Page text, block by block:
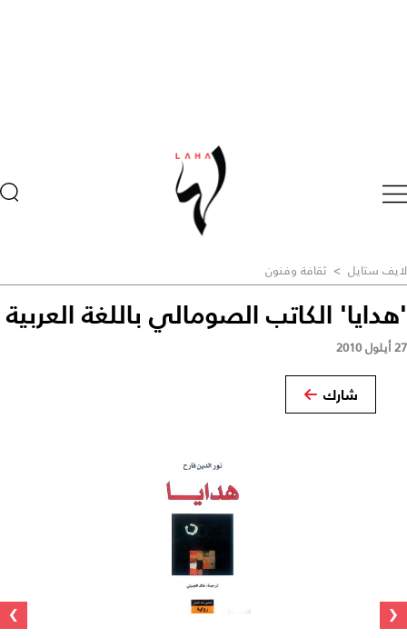
لايف ستايل > ثقافة وفنون
'هدايا' الكاتب الصومالي باللغة العربية
27 أيلول 2010
شارك
‹
›